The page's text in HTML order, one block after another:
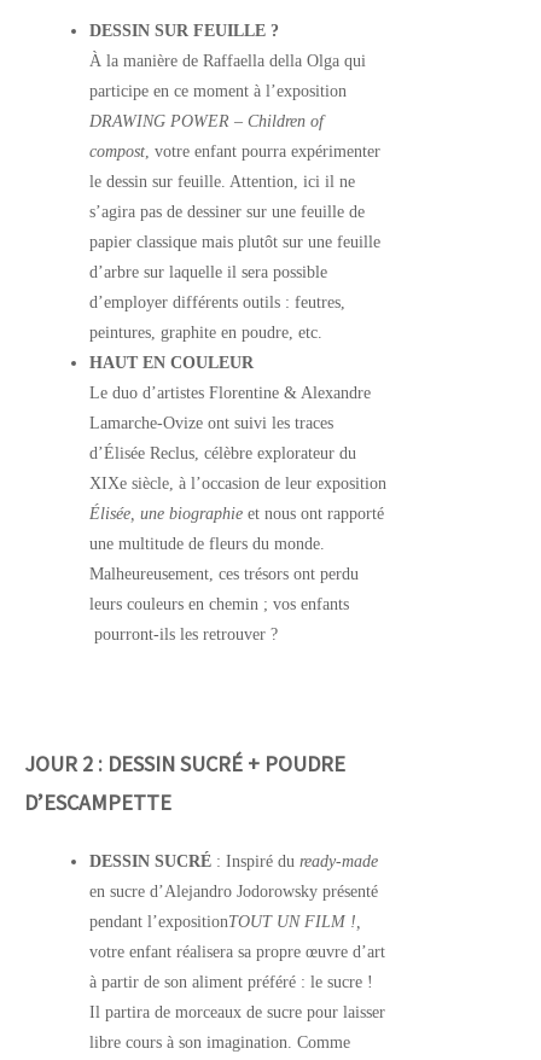
DESSIN SUR FEUILLE ?
À la manière de Raffaella della Olga qui
participe en ce moment à l’exposition
DRAWING POWER – Children of
compost , votre enfant pourra expérimenter
le dessin sur feuille. Attention, ici il ne
s’agira pas de dessiner sur une feuille de
papier classique mais plutôt sur une feuille
d’arbre sur laquelle il sera possible
d’employer différents outils : feutres,
peintures, graphite en poudre, etc.
HAUT EN COULEUR
Le duo d’artistes Florentine & Alexandre
Lamarche-Ovize ont suivi les traces
d’Élisée Reclus, célèbre explorateur du
XIXe siècle, à l’occasion de leur exposition
Élisée, une biographie et nous ont rapporté
une multitude de fleurs du monde.
Malheureusement, ces trésors ont perdu
leurs couleurs en chemin ; vos enfants
pourront-ils les retrouver ?
JOUR 2 : DESSIN SUCRÉ + POUDRE
D’ESCAMPETTE
DESSIN SUCRÉ : Inspiré du ready-made
en sucre d’Alejandro Jodorowsky présenté
pendant l’expositionTOUT UN FILM !,
votre enfant réalisera sa propre œuvre d’art
à partir de son aliment préféré : le sucre !
Il partira de morceaux de sucre pour laisser
libre cours à son imagination. Comme